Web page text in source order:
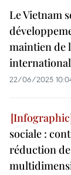
Le Vietnam
maintien de
22/06/2025
sociale :
réduction